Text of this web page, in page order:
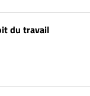
du travail